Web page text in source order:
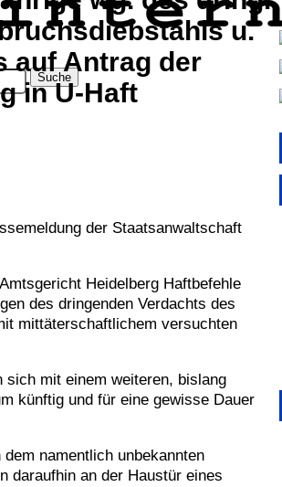
u.
auf Antrag der
in U-Haft
der Staatsanwaltschaft
Heidelberg Haftbefehle
des dringenden Verdachts des
mittäterschaftlichem versuchten
sich mit einem weiteren, bislang
künftig und für eine gewisse Dauer
namentlich unbekannten
daraufhin an der Haustür eines